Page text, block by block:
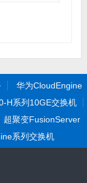
华为CloudEngine
H系列10GE交换机
超聚变FusionServer
系列交换机